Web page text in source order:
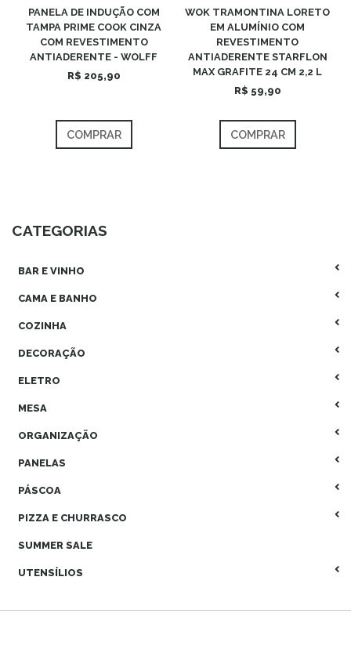
CATEGORIAS
BAR E VINHO
CAMA E BANHO
COZINHA
DECORAÇÃO
ELETRO
MESA
ORGANIZAÇÃO
PANELAS
PÁSCOA
PIZZA E CHURRASCO
SUMMER SALE
UTENSÍLIOS
PANELA DE INDUÇÃO COM
TAMPA PRIME COOK CINZA
COM REVESTIMENTO
ANTIADERENTE - WOLFF
R$ 205,90
COMPRAR
WOK TRAMONTINA LORETO
EM ALUMÍNIO COM
REVESTIMENTO
ANTIADERENTE STARFLON
MAX GRAFITE 24 CM 2,2 L
R$ 59,90
COMPRAR